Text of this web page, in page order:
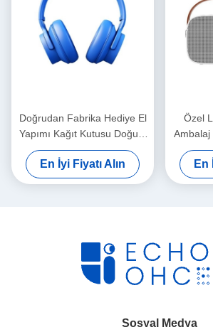
Doğrudan Fabrika Hediye El
Yapımı Kağıt Kutusu Doğum
Günü Hediye Kutusu
Kozmetik Paket Kutusu
Karton
En İyi Fiyatı Alın
Özel
Ambalaj
En
Sosyal Medya